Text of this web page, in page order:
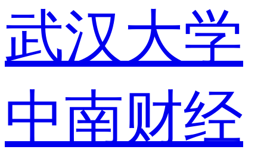
武汉大学
中南财经